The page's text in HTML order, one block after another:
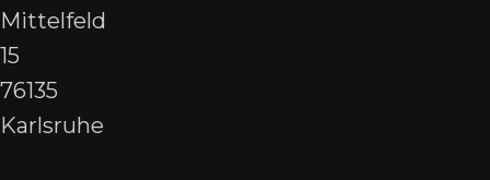
Mittelfeld
15
76135
Karlsruhe